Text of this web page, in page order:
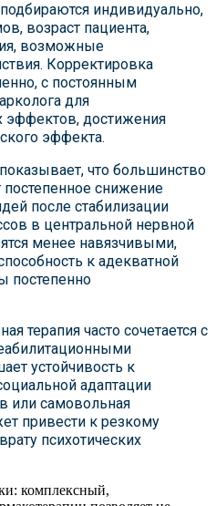
индивидуально,
возраст пациента,
возможные
Корректировка
с постоянным
для
эффектов, достижения
эффекта.
что большинство
снижение
после стабилизации
в центральной нервной
менее навязчивыми,
к адекватной
постепенно
терапия часто сочетается с
устойчивость к
адаптации
или самовольная
привести к резкому
психотических
комплексный,